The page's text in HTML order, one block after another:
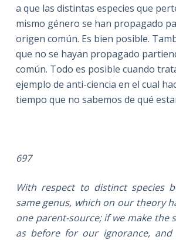
a que las distintas especies que
mismo género se han propagado
origen común. Es bien posible.
que no se hayan propagado
común. Todo es posible cuando
ejemplo de anti-ciencia en el cual
tiempo que no sabemos de qué
697
With respect to distinct species
same genus, which on our theory
one parent-source; if we make the
as before for our ignorance,